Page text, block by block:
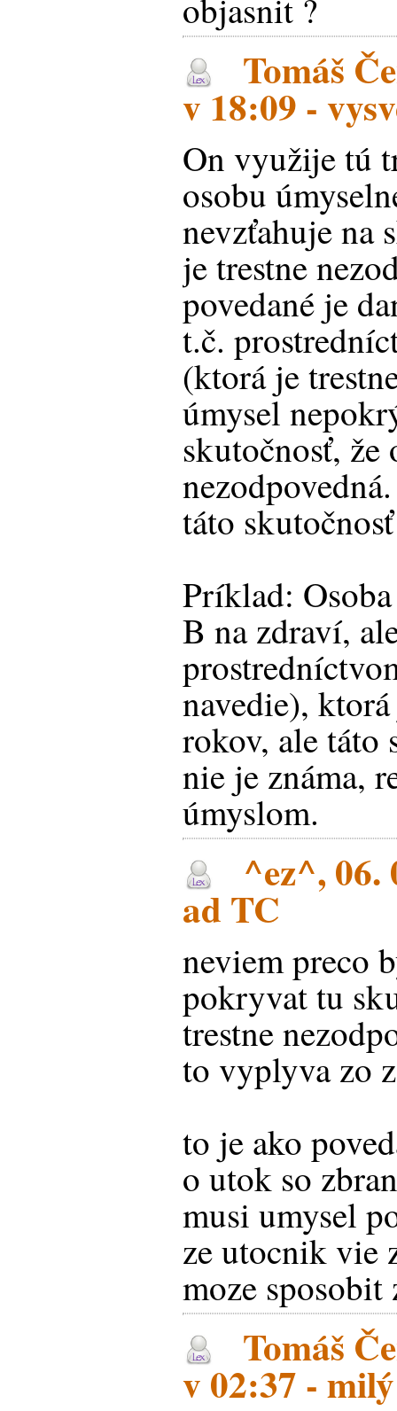
objasnit ?
Tomáš
v 18:09 -
On využije tú
osobu
nevzťahuje na
je trestne
povedané je
t.č.
(ktorá je
úmysel
skutočnosť, že
táto
Príklad:
B na zdraví,
navedie),
rokov, ale táto
nie je známa,
úmyslom.
^ez^, 06.
ad TC
neviem preco
pokryvat tu
trestne
to vyplyva zo
to je ako
o utok so
musi umysel
ze utocnik vie
moze sposobit
Tomáš
v 02:37 -